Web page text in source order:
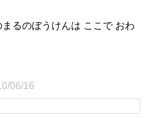
るのぼうけんは ここで おわ
06/16